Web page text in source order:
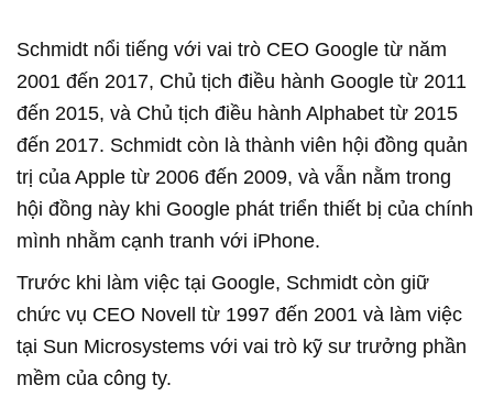
Schmidt nổi tiếng với vai trò CEO Google từ năm
2001 đến 2017, Chủ tịch điều hành Google từ 2011
đến 2015, và Chủ tịch điều hành Alphabet từ 2015
đến 2017. Schmidt còn là thành viên hội đồng quản
trị của Apple từ 2006 đến 2009, và vẫn nằm trong
hội đồng này khi Google phát triển thiết bị của chính
mình nhằm cạnh tranh với iPhone.
Trước khi làm việc tại Google, Schmidt còn giữ
chức vụ CEO Novell từ 1997 đến 2001 và làm việc
tại Sun Microsystems với vai trò kỹ sư trưởng phần
mềm của công ty.